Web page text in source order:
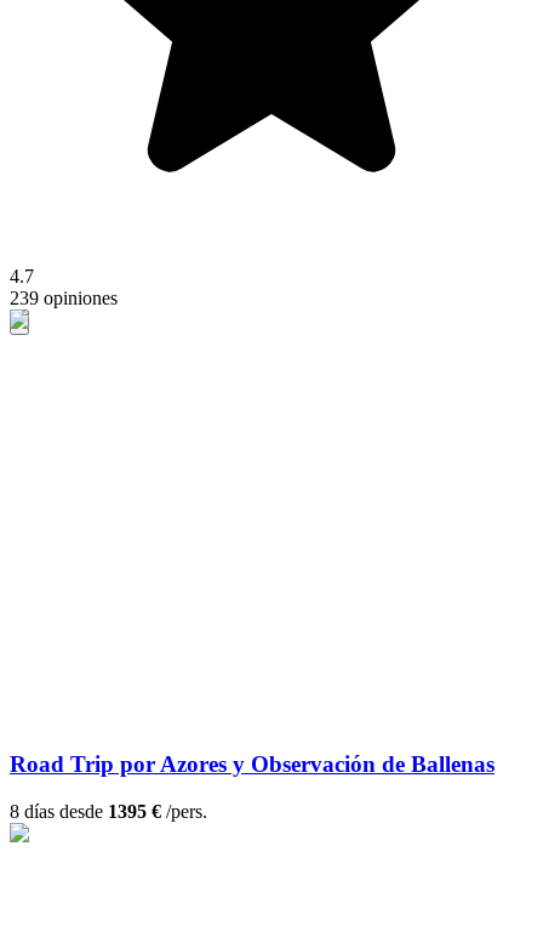
4.7
239 opiniones
Road Trip por Azores y Observación de Ballenas
8 días desde 1395 € /pers.